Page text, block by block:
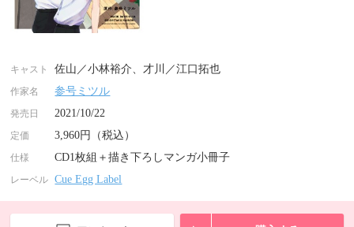
キャスト 佐山／小林裕介、才川／江口拓也
作家名 参号ミツル
発売日 2021/10/22
定価 3,960円（税込）
仕様 CD1枚組＋描き下ろしマンガ小冊子
レーベル Cue Egg Label